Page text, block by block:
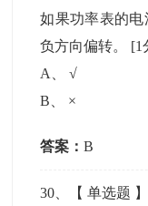
如果功率表的
负方向偏转。 [1
A
、√
B
×
答案：B
30 、【单选题 】